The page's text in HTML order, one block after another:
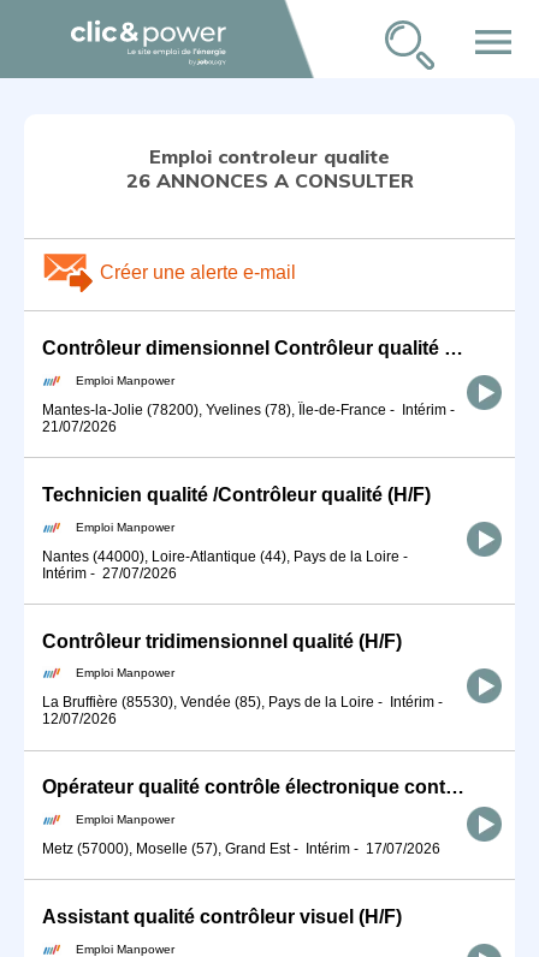
menu
Emploi controleur qualite
26 ANNONCES A CONSULTER
Créer une alerte e-mail
Contrôleur dimensionnel Contrôleur qualité (H/F)
Emploi Manpower
Mantes-la-Jolie (78200), Yvelines (78), Île-de-France - Intérim -
21/07/2026
Technicien qualité /Contrôleur qualité (H/F)
Emploi Manpower
Nantes (44000), Loire-Atlantique (44), Pays de la Loire -
Intérim - 27/07/2026
Contrôleur tridimensionnel qualité (H/F)
Emploi Manpower
La Bruffière (85530), Vendée (85), Pays de la Loire - Intérim -
12/07/2026
Opérateur qualité contrôle électronique contrôleur qualité (H/F)
Emploi Manpower
Metz (57000), Moselle (57), Grand Est- Intérim - 17/07/2026
Assistant qualité contrôleur visuel (H/F)
Emploi Manpower